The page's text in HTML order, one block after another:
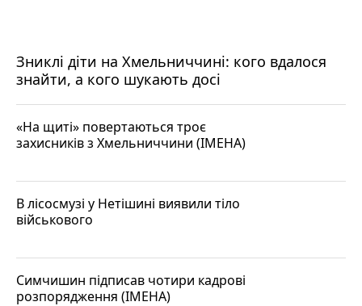
Зниклі діти на Хмельниччині: кого вдалося
знайти, а кого шукають досі
«На щиті» повертаються троє
захисників з Хмельниччини (ІМЕНА)
В лісосмузі у Нетішині виявили тіло
військового
Симчишин підписав чотири кадрові
розпорядження (ІМЕНА)